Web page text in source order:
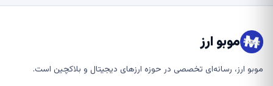
موبو ارز
موبو ارز، رسانه‌ای تخصصی در حوزه ارزهای دیجیتال و بلاکچین است.